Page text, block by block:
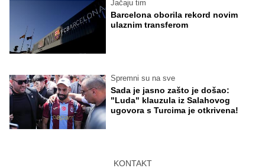
Jačaju tim
Barcelona oborila rekord novim
ulaznim transferom
Spremni su na sve
Sada je jasno zašto je došao:
"Luda" klauzula iz Salahovog
ugovora s Turcima je otkrivena!
KONTAKT